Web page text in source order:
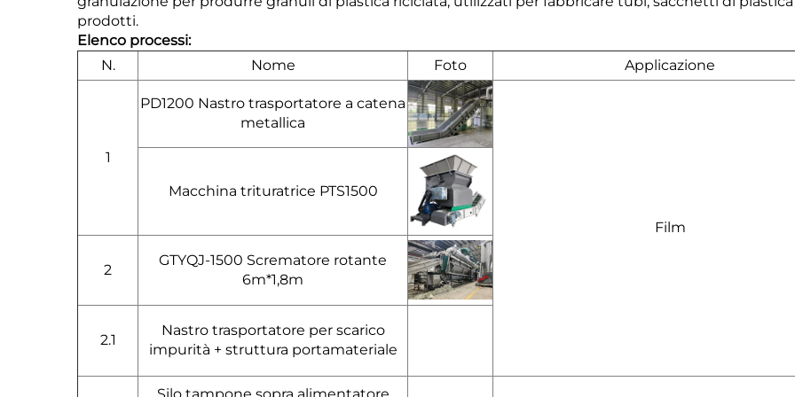
prodotti.
Elenco processi:
N.
Nome Foto Applicazione
1
PD1200 Nastro trasportatore a catena
metallica
Film
Macchina trituratrice PTS1500
2
GTYQJ-1500 Scrematore rotante
6m*1,8m
2.1
Nastro trasportatore per scarico
impurità + struttura portamateriale
Silo tampone sopra alimentatore